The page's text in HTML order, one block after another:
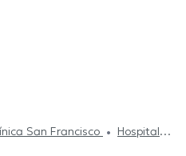
San Francisco
Hospital